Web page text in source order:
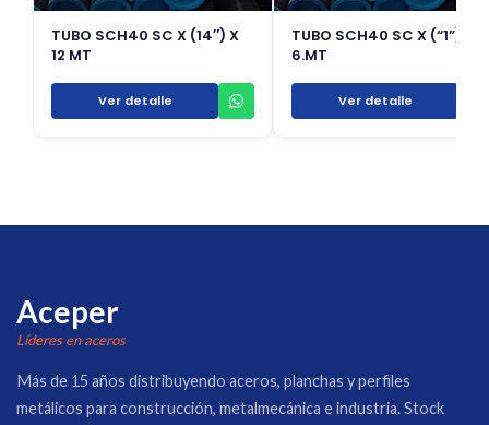
TUBO SCH40 SC X (14″) X
12 MT
Ver detalle
TUBO SCH40 SC X (“1”) X
6.MT
Ver detalle
Aceper
Líderes en aceros
Más de 15 años distribuyendo aceros, planchas y perfiles
metálicos para construcción, metalmecánica e industria. Stock